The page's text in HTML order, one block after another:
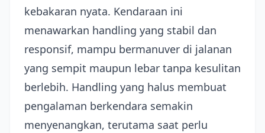
kebakaran nyata. Kendaraan ini
menawarkan handling yang stabil dan
responsif, mampu bermanuver di jalanan
yang sempit maupun lebar tanpa kesulitan
berlebih. Handling yang halus membuat
pengalaman berkendara semakin
menyenangkan, terutama saat perlu